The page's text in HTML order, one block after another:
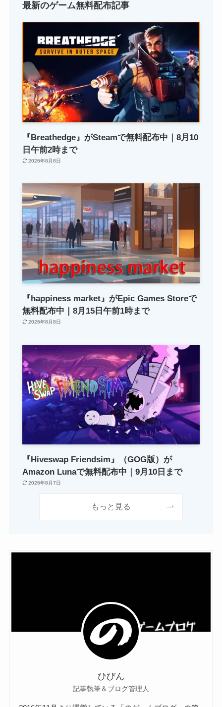
最新のゲーム無料配布記事
『Breathedge』がSteamで無料配布中｜8月10
日午前2時まで
2026年8月8日
『happiness market』がEpic Games Storeで
無料配布中｜8月15日午前1時まで
2026年8月8日
『Hiveswap Friendsim』（GOG版）が
Amazon Lunaで無料配布中｜9月10日まで
2026年8月7日
もっと見る
ひびん
記事執筆＆ブログ管理人